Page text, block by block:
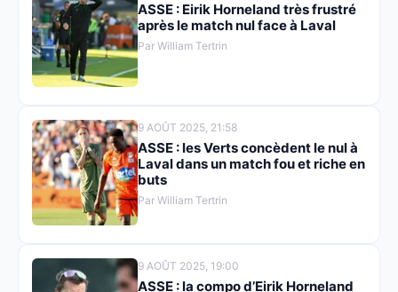
ASSE : Eirik Horneland très frustré
après le match nul face à Laval
Par William Tertrin
9 AOÛT 2025, 21:58
ASSE : les Verts concèdent le nul à
Laval dans un match fou et riche en
buts
Par William Tertrin
9 AOÛT 2025, 19:00
ASSE : la compo d’Eirik Horneland